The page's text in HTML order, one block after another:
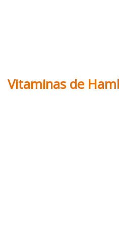
Vitaminas de